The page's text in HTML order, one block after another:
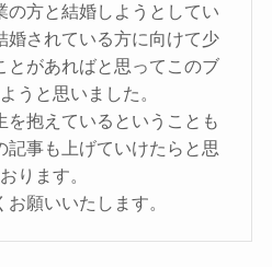
の方と結婚しようとしてい
婚されている方に向けて少
とがあればと思ってこのブ
うと思いました。
を抱えているということも
記事も上げていけたらと思
ります。
願いいたします。